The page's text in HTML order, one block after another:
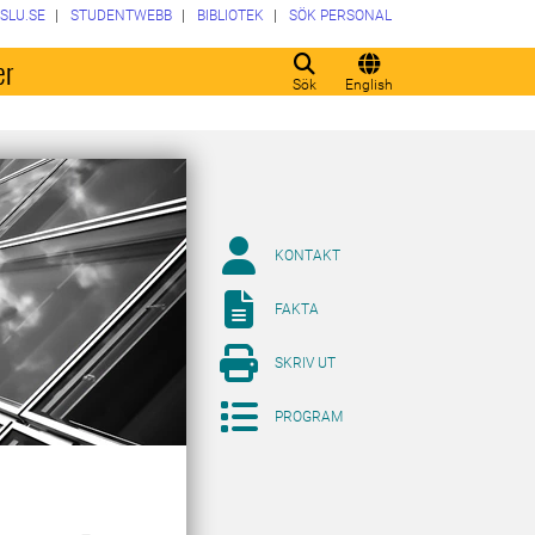
Sök English
SLU.SE STUDENTWEBB BIBLIOTEK SÖK PERSONAL
KONTAKT
FAKTA
SKRIV UT
PROGRAM